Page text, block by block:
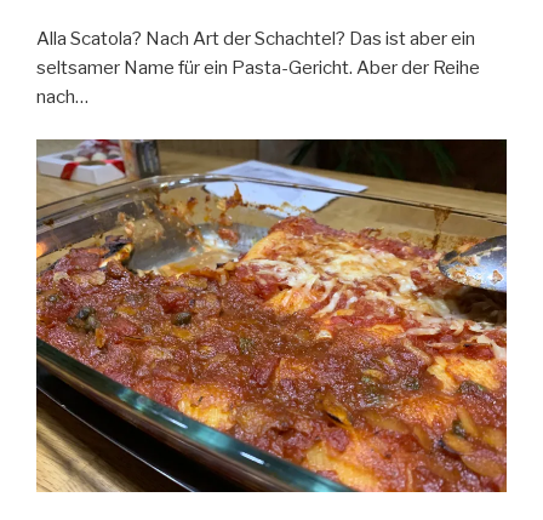
Alla Scatola? Nach Art der Schachtel? Das ist aber ein
seltsamer Name für ein Pasta-Gericht. Aber der Reihe
nach…